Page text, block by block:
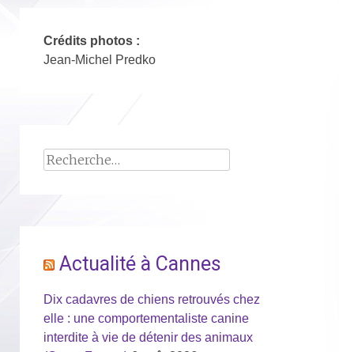
Crédits photos :
Jean-Michel Predko
Rechercher :
Actualité à Cannes
Dix cadavres de chiens retrouvés chez
elle : une comportementaliste canine
interdite à vie de détenir des animaux